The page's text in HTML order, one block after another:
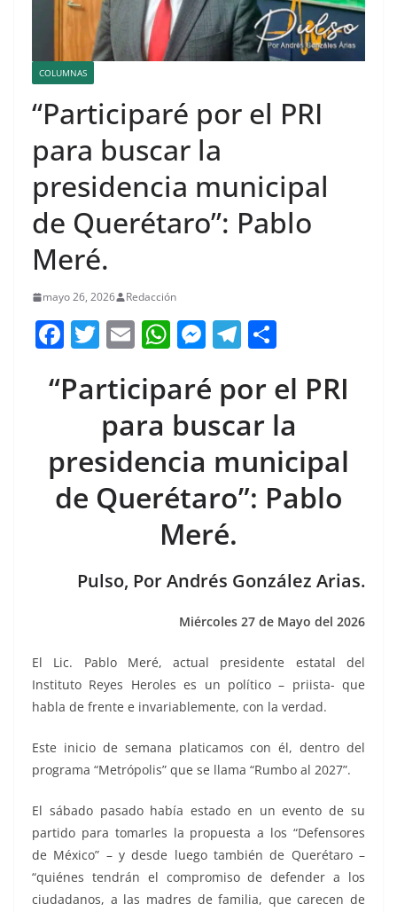
COLUMNAS
“Participaré por el PRI
para buscar la
presidencia municipal
de Querétaro”: Pablo
Meré.
mayo 26, 2026 Redacción
F
c
b
o
o
T
itt
er
E
ai
l
W
at
s
A
p
p
M
ss
e
n
g
er
T
e
gr
a
m
m
p
ar
tir
“Participaré por el PRI
para buscar la
presidencia municipal
de Querétaro”: Pablo
Meré.
Pulso, Por Andrés González Arias.
Miércoles 27 de Mayo del 2026
El Lic. Pablo Meré, actual presidente estatal del
Instituto Reyes Heroles es un político – priista- que
habla de frente e invariablemente, con la verdad.
Este inicio de semana platicamos con él, dentro del
programa “Metrópolis” que se llama “Rumbo al 2027”.
El sábado pasado había estado en un evento de su
partido para tomarles la propuesta a los “Defensores
de México” – y desde luego también de Querétaro –
“quiénes tendrán el compromiso de defender a los
ciudadanos, a las madres de familia, que carecen de